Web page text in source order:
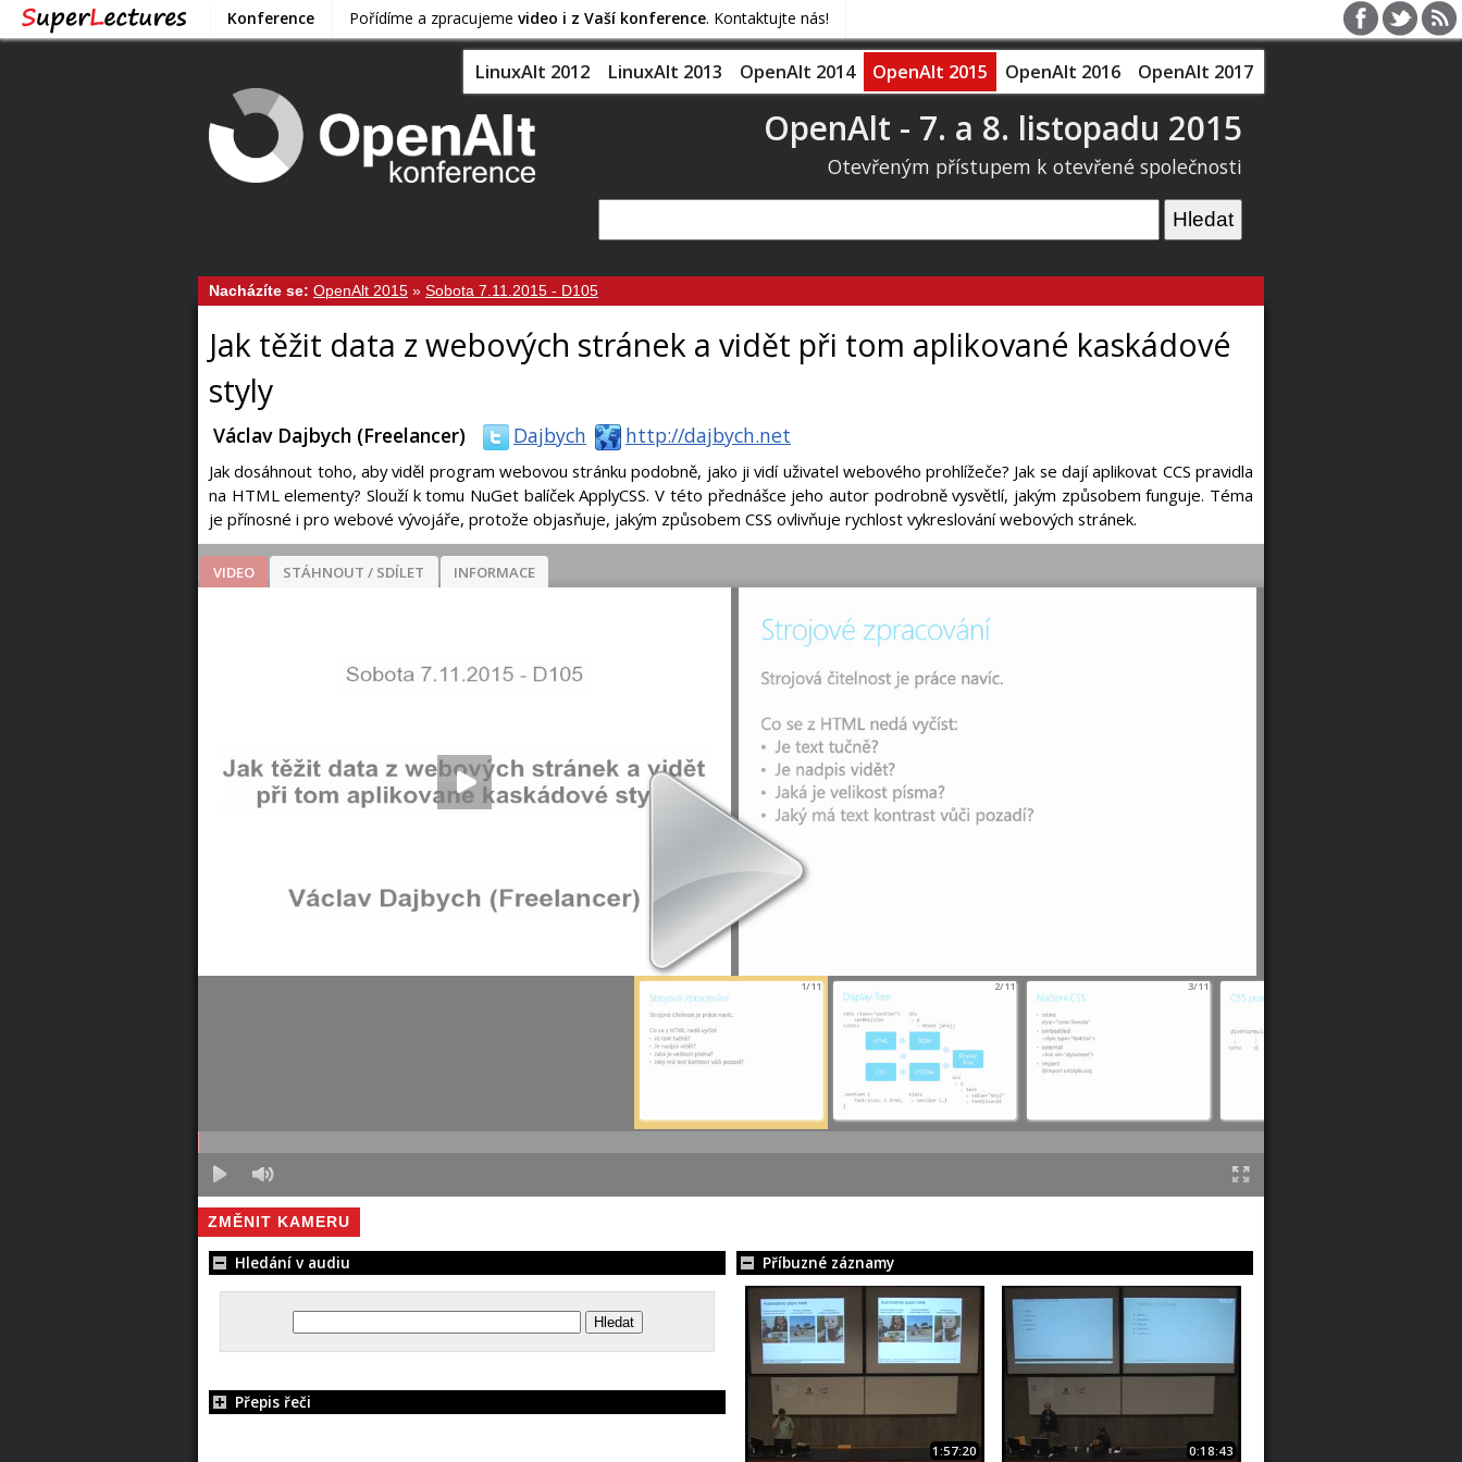
Konference Pořídíme a zpracujeme video i z Vaší konference. Kontaktujte nás!
LinuxAlt 2012 LinuxAlt 2013 OpenAlt 2014 OpenAlt 2015 OpenAlt 2016 OpenAlt 2017
OpenAlt - 7. a 8. listopadu 2015
Otevřeným přístupem k otevřené společnosti
Nacházíte se: OpenAlt 2015 » Sobota 7.11.2015 - D105
Jak těžit data z webových stránek a vidět při tom aplikované kaskádové
styly
Václav Dajbych (Freelancer) Dajbych http://dajbych.net
Jak dosáhnout toho, aby viděl program webovou stránku podobně, jako ji vidí uživatel webového prohlížeče? Jak se dají aplikovat CCS pravidla
na HTML elementy? Slouží k tomu NuGet balíček ApplyCSS. V této přednášce jeho autor podrobně vysvětlí, jakým způsobem funguje. Téma
je přínosné i pro webové vývojáře, protože objasňuje, jakým způsobem CSS ovlivňuje rychlost vykreslování webových stránek.
VIDEO STÁHNOUT / SDÍLET INFORMACE
1/11 2/11 3/11
ZMĚNIT KAMERU
Hledání v audiu
Přepis řeči
Příbuzné záznamy
1:57:20 0:18:43